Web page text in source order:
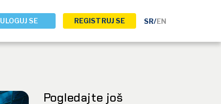
ULOGUJ SE REGISTRUJ SE SR/EN
Pogledajte još